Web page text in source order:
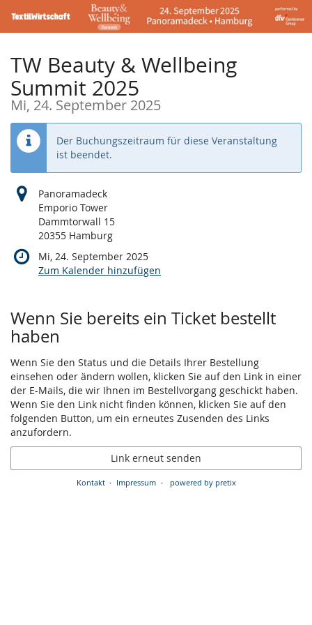
Zum
TW Beauty & Wellbeing
Summit 2025
Mi, 24. September 2025
Der Buchungszeitraum für diese Veranstaltung
ist beendet.
Panoramadeck
Emporio Tower
Dammtorwall 15
20355 Hamburg
Mi, 24. September 2025
Zum Kalender hinzufügen
Wenn Sie bereits ein Ticket bestellt
haben
Wenn Sie den Status und die Details Ihrer Bestellung
einsehen oder ändern wollen, klicken Sie auf den Link in einer
der E-Mails, die wir Ihnen im Bestellvorgang geschickt haben.
Wenn Sie den Link nicht finden können, klicken Sie auf den
folgenden Button, um ein erneutes Zusenden des Links
anzufordern.
Link erneut senden
Kontakt Impressum powered by pretix